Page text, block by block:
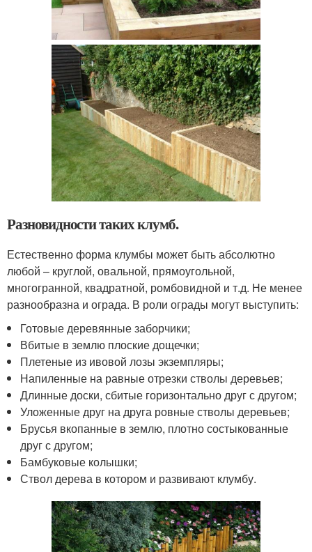
Разновидности таких клумб.
Естественно форма клумбы может быть абсолютно
любой – круглой, овальной, прямоугольной,
многогранной, квадратной, ромбовидной и т.д. Не менее
разнообразна и ограда. В роли ограды могут выступить:
Готовые деревянные заборчики;
Вбитые в землю плоские дощечки;
Плетеные из ивовой лозы экземпляры;
Напиленные на равные отрезки стволы деревьев;
Длинные доски, сбитые горизонтально друг с другом;
Уложенные друг на друга ровные стволы деревьев;
Брусья вкопанные в землю, плотно состыкованные
друг с другом;
Бамбуковые колышки;
Ствол дерева в котором и развивают клумбу.